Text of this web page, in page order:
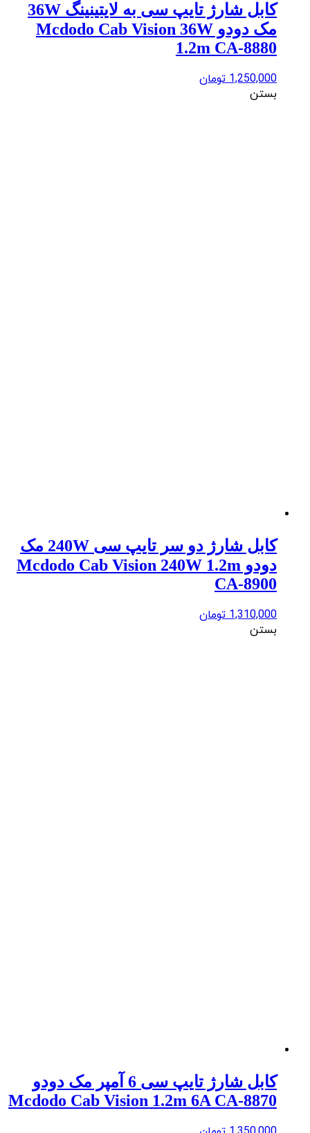
کابل شارژ تایپ سی به لایتینینگ 36W
مک دودو Mcdodo Cab Vision 36W
1.2m CA-8880
1,250,000 تومان
بستن
کابل شارژ دو سر تایپ سی 240W مک
دودو Mcdodo Cab Vision 240W 1.2m
CA-8900
1,310,000 تومان
بستن
کابل شارژ تایپ سی 6 آمپر مک دودو
Mcdodo Cab Vision 1.2m 6A CA-8870